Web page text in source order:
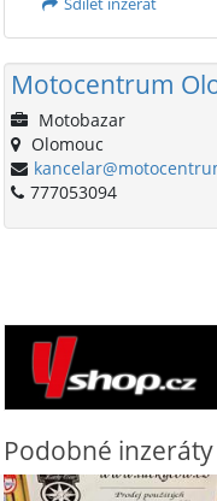
Motocentrum
Motobazar
Olomouc
777053094
Podobné inzeráty